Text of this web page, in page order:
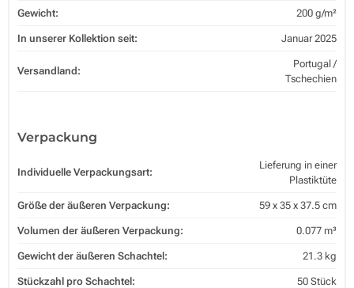
Gewicht: 200 g/m²
In unserer Kollektion seit: Januar 2025
Versandland:
Portugal /
Tschechien
Verpackung
Individuelle Verpackungsart:
Lieferung in einer
Plastiktüte
Größe der äußeren Verpackung: 59 x 35 x 37.5 cm
Volumen der äußeren Verpackung: 0.077 m³
Gewicht der äußeren Schachtel: 21.3 kg
Stückzahl pro Schachtel: 50 Stück